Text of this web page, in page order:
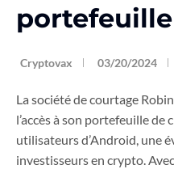
Cryptovax 03/20/2024
La société de courtage
l’accès à son portefeuille
utilisateurs d’Android, une
investisseurs en crypto.